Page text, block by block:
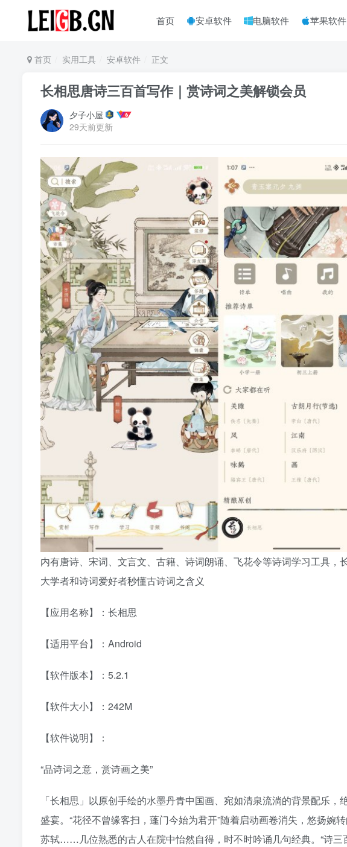
首页 安卓软件 电脑软件 苹果软件
首页 实用工具 安卓软件 正文
长相思唐诗三百首写作｜赏诗词之美解锁会员
夕子小屋
29天前更新
内有唐诗、宋词、文言文、古籍、诗词朗诵、飞花令等诗词学习工具
大学者和诗词爱好者秒懂古诗词之含义
【应用名称】：长相思
【适用平台】：Android
【软件版本】：5.2.1
【软件大小】：242M
【软件说明】：
“品诗词之意，赏诗画之美”
「长相思」以原创手绘的水墨丹青中国画、宛如清泉流淌的背景配乐
盛宴。“花径不曾缘客扫，蓬门今始为君开”随着启动画卷消失，悠扬婉
苏轼……几位熟悉的古人在院中怡然自得，时不时吟诵几句经典。“诗三